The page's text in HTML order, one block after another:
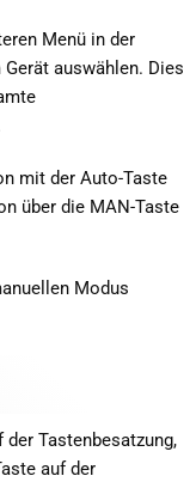
Menü in der
auswählen. Dies
mit der Auto-Taste
über die MAN-Taste
Modus
Tastenbesatzung,
auf der